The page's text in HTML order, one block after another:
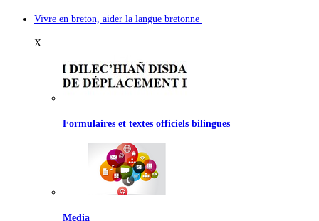
Vivre en breton, aider la langue bretonne
X
Formulaires et textes officiels bilingues
Media